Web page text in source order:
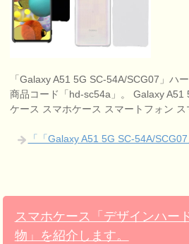
「Galaxy A51 5G SC-54A/SCG07」ハ
商品コード「hd-sc54a」。 Galaxy A51
ケース スマホケース スマートフォン ス
「「Galaxy A51 5G SC-54A/
スマホケース「デザインハー
物」を紹介します。